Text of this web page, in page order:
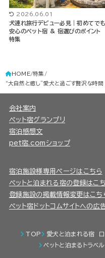
2026.06.01
犬連れ旅行デビュー必見｜初めてでも
安心のペット宿 & 宿選びのポイント
特集
HOME 特集
“大自然と癒し”愛犬と過ごす贅沢な時
会社案内
ペット宿グランプリ
宿泊感想文
pet宿.comショップ
宿泊施設様専用ページはこちら
ペットと泊まれる宿の登録はこ
登録施設の掲載情報変更はこち
ペット宿ドットコムサイトへの広
TOP 愛犬と泊まれる宿 口
ペットと泊まるトラベ